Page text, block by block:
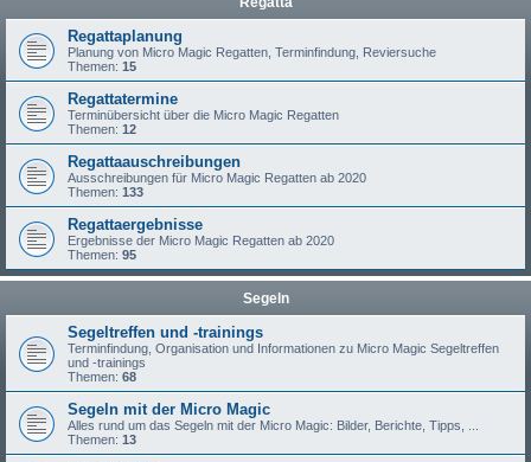
Regattaplanung
Planung von Micro Magic Regatten, Terminfindung, Reviersuche
Themen: 15
Regattatermine
Terminübersicht über die Micro Magic Regatten
Themen: 12
Regattaauschreibungen
Ausschreibungen für Micro Magic Regatten ab 2020
Themen: 133
Regattaergebnisse
Ergebnisse der Micro Magic Regatten ab 2020
Themen: 95
Segeln
Segeltreffen und -trainings
Terminfindung, Organisation und Informationen zu Micro Magic Segeltreffen
und -trainings
Themen: 68
Segeln mit der Micro Magic
Alles rund um das Segeln mit der Micro Magic: Bilder, Berichte, Tipps, ...
Themen: 13